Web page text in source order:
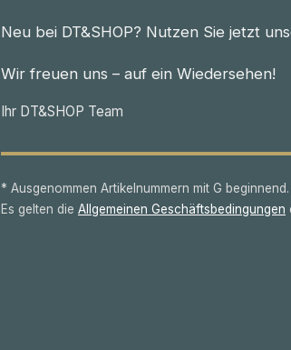
Neu bei DT&SHOP? Nutzen Sie jetzt
Wir freuen uns – auf ein Wiedersehen!
Ihr DT&SHOP Team
* Ausgenommen Artikelnummern mit G
Es gelten die Allgemeinen Geschäftsbedingungen